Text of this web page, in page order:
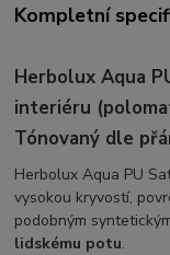
Kompletní
Herbolux Aqua
interiéru
Tónovaný dle
Herbolux Aqua PU
vysokou kryvostí,
podobným
lidskému potu.